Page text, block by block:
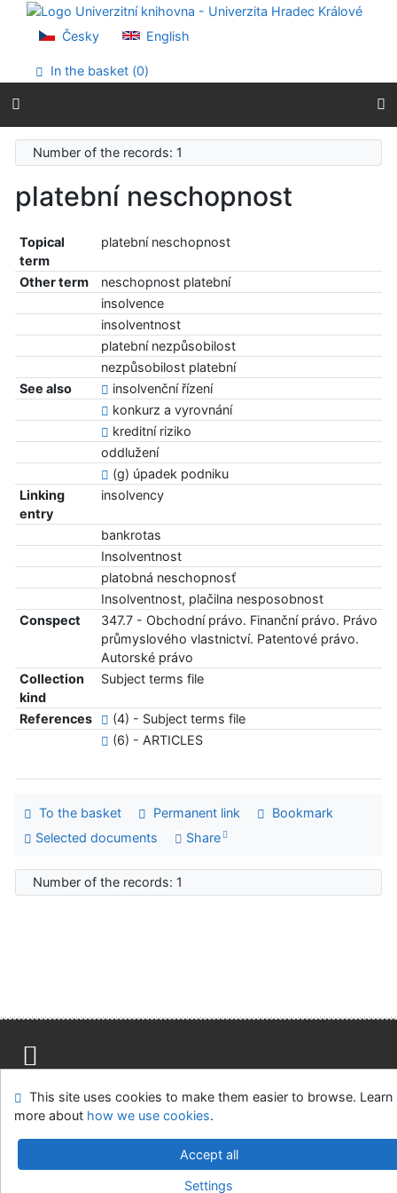
Go to content
Go to menu
Accessibility declaration
Česky English
In the basket (0)
Number of the records: 1
platební neschopnost
Topical
term
platební neschopnost
Other term
neschopnost platební
insolvence
insolventnost
platební nezpůsobilost
nezpůsobilost platební
See also
insolvenční řízení
konkurz a vyrovnání
kreditní riziko
oddlužení
(g) úpadek podniku
Linking
entry
insolvency
bankrotas
Insolventnost
platobná neschopnosť
Insolventnost, plačilna nesposobnost
Conspect
347.7 - Obchodní právo. Finanční právo. Právo
průmyslového vlastnictví. Patentové právo.
Autorské právo
Collection
kind
Subject terms file
References
(4) - Subject terms file
(6) - ARTICLES
To the basket Permanent link
Bookmark
Selected documents
Share
Number of the records: 1
Feedback form
Cookie settings
Univerzitní knihovna - Univerzita Hradec Králové
v.4.8.63a -
This site uses cookies to make them easier to browse. Learn
more about how we use cookies.
Accept all
Settings